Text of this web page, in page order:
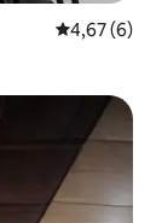
Gemiddelde
4,67 (6)